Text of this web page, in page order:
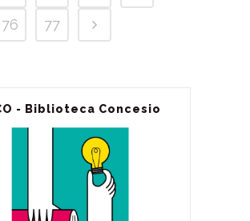
76 77
- Biblioteca Concesio